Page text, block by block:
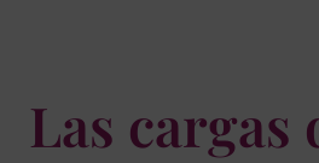
Las cargas